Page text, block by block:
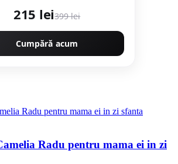
MX294
215 lei399 lei
Cumpără acum
Radu pentru mama ei in zi